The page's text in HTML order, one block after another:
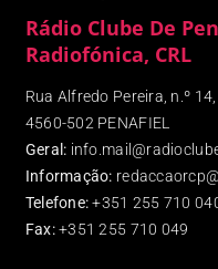
Rádio Clube De
Radiofónica, CRL
Rua Alfredo Pereira, n.º 14,
4560-502 PENAFIEL
Geral:
Informação:
Telefone: +351 255 710
Fax:+351 255 710 049